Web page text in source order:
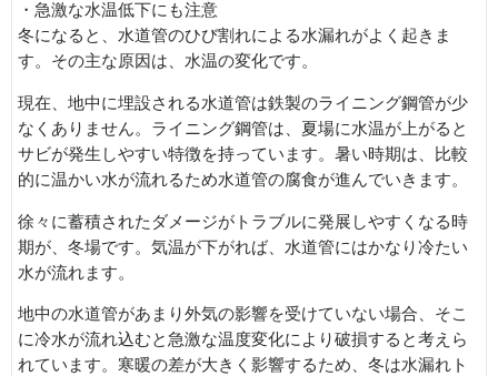
・急激な水温低下にも注意
冬になると、水道管のひび割れによる水漏れがよく起きま
す。その主な原因は、水温の変化です。
現在、地中に埋設される水道管は鉄製のライニング鋼管が少
なくありません。ライニング鋼管は、夏場に水温が上がると
サビが発生しやすい特徴を持っています。暑い時期は、比較
的に温かい水が流れるため水道管の腐食が進んでいきます。
徐々に蓄積されたダメージがトラブルに発展しやすくなる時
期が、冬場です。気温が下がれば、水道管にはかなり冷たい
水が流れます。
地中の水道管があまり外気の影響を受けていない場合、そこ
に冷水が流れ込むと急激な温度変化により破損すると考えら
れています。寒暖の差が大きく影響するため、冬は水漏れト